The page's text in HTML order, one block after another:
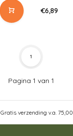
€6,89
Pagina 1 van 1
1
Gratis verzending v.a. 75,00